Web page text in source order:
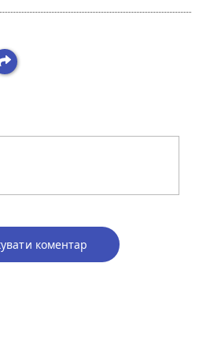
коментар